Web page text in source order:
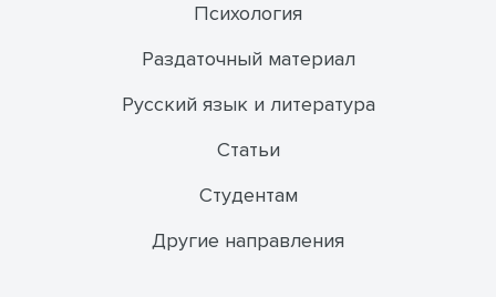
Психология
Раздаточный материал
Русский язык и литература
Статьи
Студентам
Другие направления